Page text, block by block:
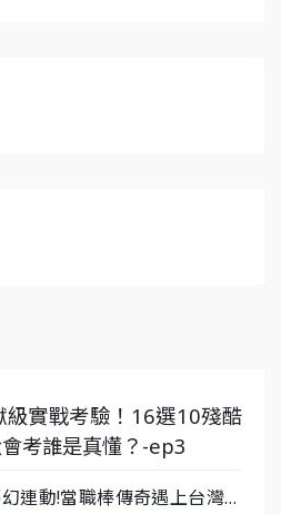
級實戰考驗！16選10殘酷
考誰是真懂？-ep3
連動!當職棒傳奇遇上台灣女